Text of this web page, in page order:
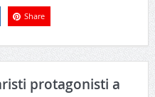
Share
protagonisti a